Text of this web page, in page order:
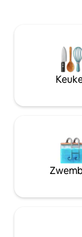
oceaan,
green maken
compleet. Comfortabel voor 4
volwassenen
aanwezig voor